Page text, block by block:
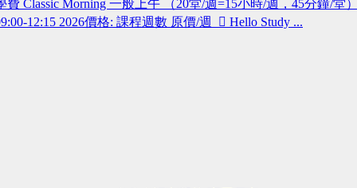
費 Classic Morning 一般上午 （20堂/週=15小時/週，45分鐘/堂
12:15 2026價格: 課程週數 原價/週  Hello Study ...